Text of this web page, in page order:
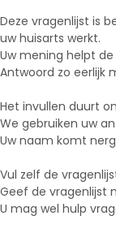
Deze vragenlijst is
uw huisarts werkt.
Uw mening helpt
Antwoord zo eerlijk
Het invullen duurt
We gebruiken uw
Uw naam komt
Vul zelf de
Geef de vragenlijst
U mag wel hulp